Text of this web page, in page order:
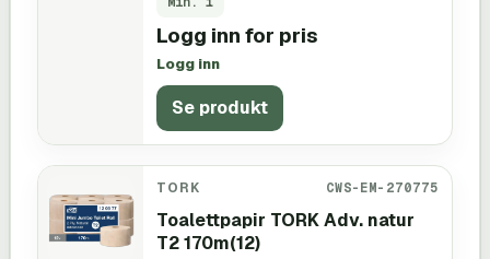
Logg inn for pris
Logg inn
Se produkt
TORK CWS-EM-270775
Toalettpapir TORK Adv. natur
T2 170m(12)